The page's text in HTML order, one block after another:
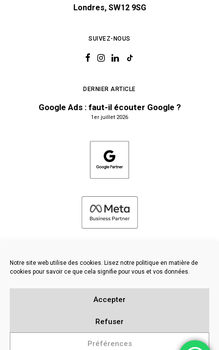
Notre site web utilise des cookies. Lisez notre politique en matière de
cookies pour savoir ce que cela signifie pour vous et vos données.
Accepter
Refuser
Préférences
Londres, SW12 9SG
SUIVEZ-NOUS
DERNIER ARTICLE
Google Ads : faut-il écouter Google ?
1er juillet 2026
2026 FRESH PIES LTD - TOUS DROITS RÉSERVÉS
Base de connaissances
Plan du site